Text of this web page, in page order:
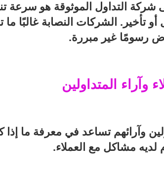
شركة التداول الموثوقة هو سرعة
تأخير. الشركات النصابة غالبًا
رسومًا غير مبررة.
وآراء المتداولين
وآرائهم تساعد في معرفة ما إذا
مشاكل مع العملاء.